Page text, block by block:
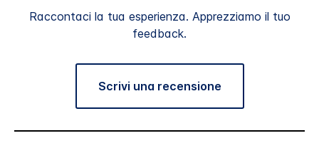
Raccontaci la tua esperienza. Apprezziamo il tuo
feedback.
Scrivi una recensione